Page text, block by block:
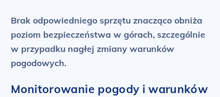
Brak odpowiedniego sprzętu znacząco obniża
poziom bezpieczeństwa w górach, szczególnie
w przypadku nagłej zmiany warunków
pogodowych.
Monitorowanie pogody i warunków